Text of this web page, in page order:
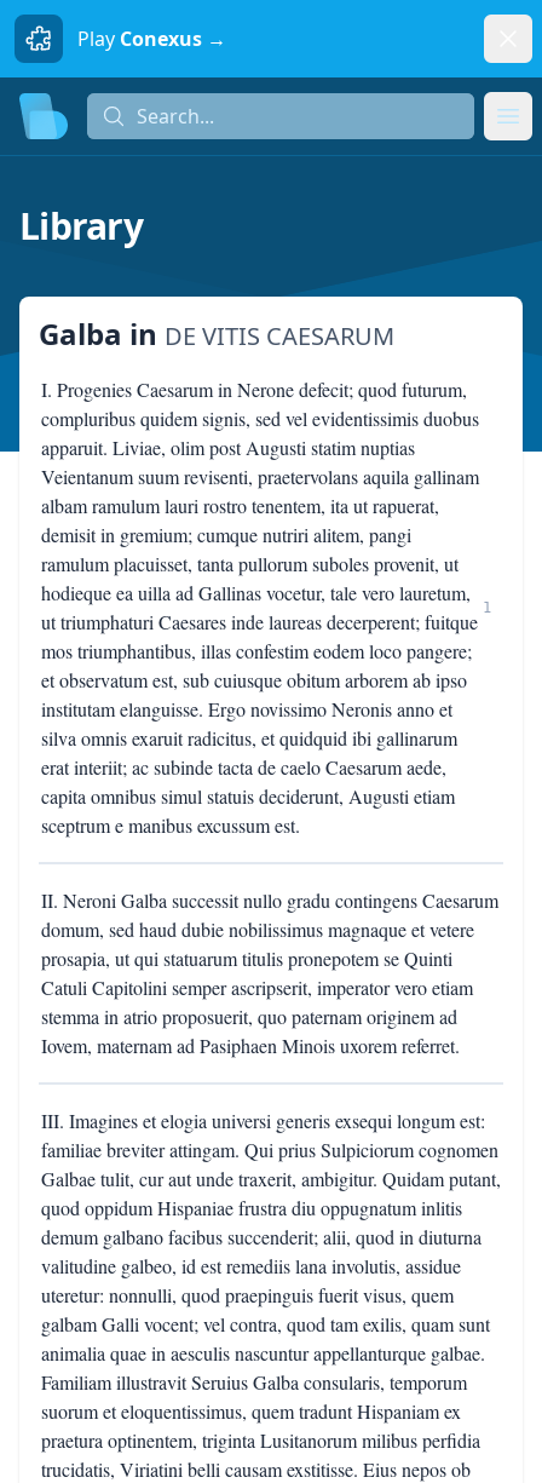
Play Conexus →
Search...
Library
Galba in DE VITIS CAESARUM
I. Progenies Caesarum in Nerone defecit; quod futurum,
compluribus quidem signis, sed vel evidentissimis duobus
apparuit. Liviae, olim post Augusti statim nuptias
Veientanum suum revisenti, praetervolans aquila gallinam
albam ramulum lauri rostro tenentem, ita ut rapuerat,
demisit in gremium; cumque nutriri alitem, pangi
ramulum placuisset, tanta pullorum suboles provenit, ut
hodieque ea uilla ad Gallinas vocetur, tale vero lauretum,
ut triumphaturi Caesares inde laureas decerperent; fuitque
mos triumphantibus, illas confestim eodem loco pangere;
et observatum est, sub cuiusque obitum arborem ab ipso
institutam elanguisse. Ergo novissimo Neronis anno et
silva omnis exaruit radicitus, et quidquid ibi gallinarum
erat interiit; ac subinde tacta de caelo Caesarum aede,
capita omnibus simul statuis deciderunt, Augusti etiam
sceptrum e manibus excussum est.
1
II. Neroni Galba successit nullo gradu contingens Caesarum
domum, sed haud dubie nobilissimus magnaque et vetere
prosapia, ut qui statuarum titulis pronepotem se Quinti
Catuli Capitolini semper ascripserit, imperator vero etiam
stemma in atrio proposuerit, quo paternam originem ad
Iovem, maternam ad Pasiphaen Minois uxorem referret.
III. Imagines et elogia universi generis exsequi longum est:
familiae breviter attingam. Qui prius Sulpiciorum cognomen
Galbae tulit, cur aut unde traxerit, ambigitur. Quidam putant,
quod oppidum Hispaniae frustra diu oppugnatum inlitis
demum galbano facibus succenderit; alii, quod in diuturna
valitudine galbeo, id est remediis lana involutis, assidue
uteretur: nonnulli, quod praepinguis fuerit visus, quem
galbam Galli vocent; vel contra, quod tam exilis, quam sunt
animalia quae in aesculis nascuntur appellanturque galbae.
Familiam illustravit Seruius Galba consularis, temporum
suorum et eloquentissimus, quem tradunt Hispaniam ex
praetura optinentem, triginta Lusitanorum milibus perfidia
trucidatis, Viriatini belli causam exstitisse. Eius nepos ob